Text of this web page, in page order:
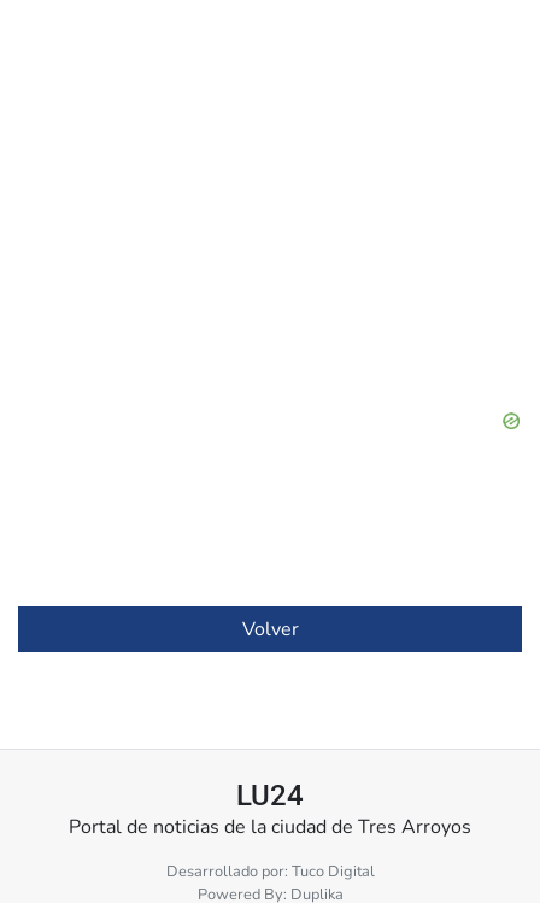
Volver
LU24
Portal de noticias de la ciudad de Tres Arroyos
Desarrollado por: Tuco Digital
Powered By: Duplika